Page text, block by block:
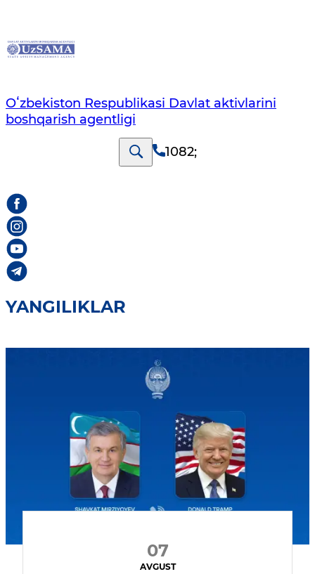
Oʻzbekiston Respublikasi Davlat aktivlarini
boshqarish agentligi
1082;
YANGILIKLAR
07
AVGUST